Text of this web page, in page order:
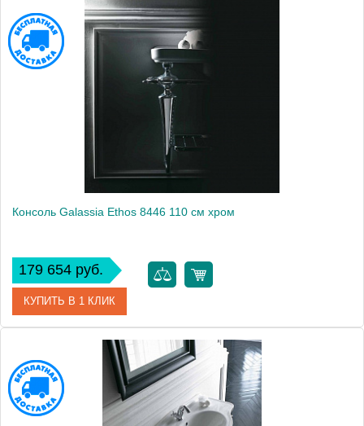
Модель
Производитель
Высота, см
Консоль Galassia Ethos 8446 110 см хром
179 654 руб.
КУПИТЬ В 1 КЛИК
Модель
Производитель
Высота, см